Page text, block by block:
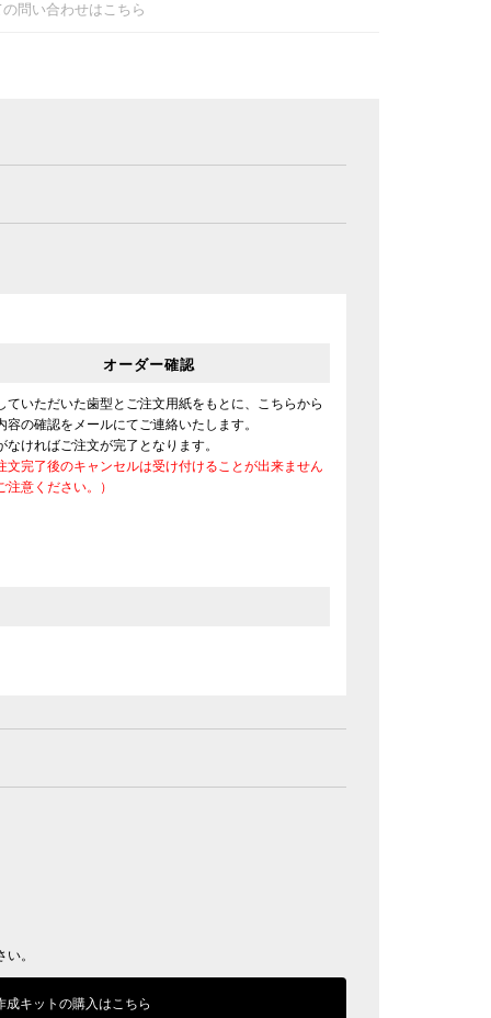
問い合わせはこちら
オーダー確認
ていただいた歯型とご注文用紙をもとに、こちらから
容の確認をメールにてご連絡いたします。
なければご注文が完了となります。
文完了後のキャンセルは受け付けることが出来ません
注意ください。）
。
成キットの購入はこちら